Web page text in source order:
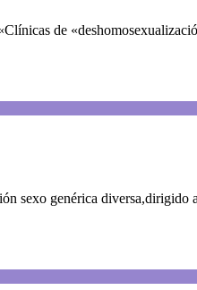
de
sexo genérica